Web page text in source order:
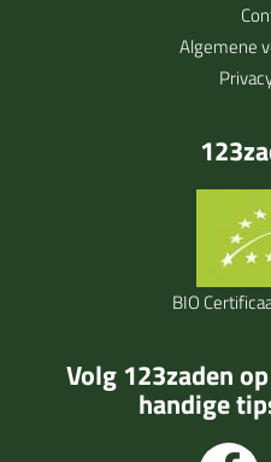
Algemene
BIO
Volg 123zaden
handige